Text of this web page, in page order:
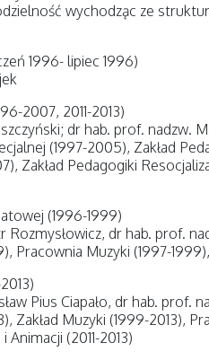
wychodząc ze
1996- lipiec 1996)
2007, 2011-2013)
dr hab. prof. nadzw.
(1997-2005), Zakład
Pedagogiki
(1996-1999)
dr hab. prof.
Pracownia Muzyki (1997-
Pius Ciapało, dr hab. prof.
Zakład Muzyki (1999-2013),
(2011-2013)